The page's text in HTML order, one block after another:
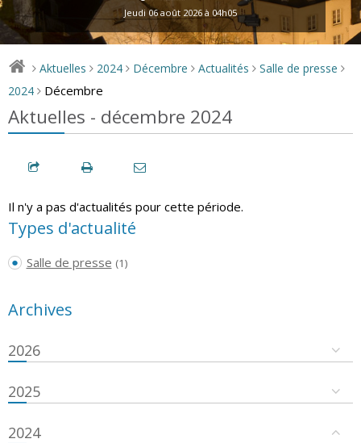
Jeudi 06 août 2026 à 04h05
> Aktuelles > 2024 > Décembre > Actualités > Salle de presse >
2024 > Décembre
Aktuelles - décembre 2024
Il n'y a pas d'actualités pour cette période.
Types d'actualité
Salle de presse (1)
Archives
2026
2025
2024